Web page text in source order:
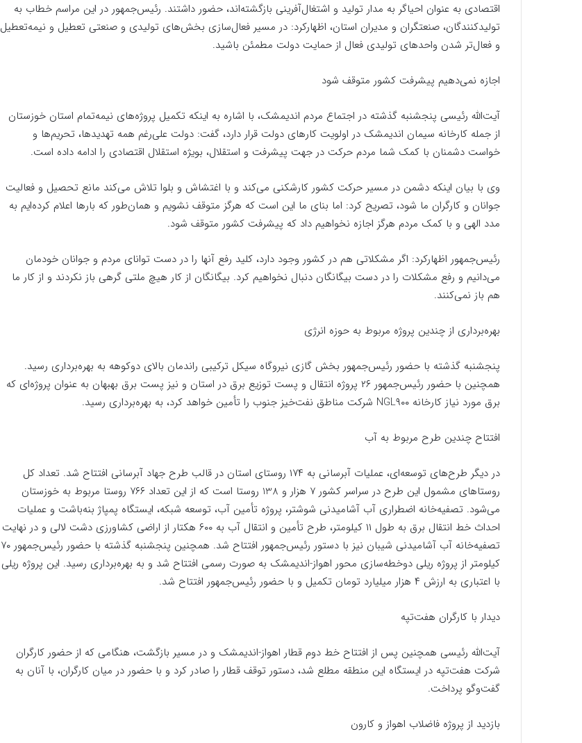
اقتصادی به عنوان احیاگر به مدار تولید و اشتغال‌آفرینی بازگشته‌اند، حضور داشتند. رئیس‌جمهور در این مراسم خطاب به
تولیدکنندگان، صنعتگران و مدیران استان، اظهارکرد: در مسیر فعال‌سازی بخش‌های تولیدی و صنعتی تعطیل و نیمه‌تعطیل
و فعال‌تر شدن واحدهای تولیدی فعال از حمایت دولت مطمئن باشید.
اجازه نمی‌دهیم پیشرفت کشور متوقف شود
آیت‌الله رئیسی پنجشنبه گذشته در اجتماع مردم اندیمشک، با اشاره به اینکه تکمیل پروژه‌های نیمه‌تمام استان خوزستان
از جمله کارخانه سیمان اندیمشک در اولویت کارهای دولت قرار دارد، گفت: دولت علی‌رغم همه تهدیدها، تحریم‌ها و
خواست دشمنان با کمک شما مردم حرکت در جهت پیشرفت و استقلال، بویژه استقلال اقتصادی را ادامه داده است.
وی با بیان اینکه دشمن در مسیر حرکت کشور کارشکنی می‌کند و با اغتشاش و بلوا تلاش می‌کند مانع تحصیل و فعالیت
جوانان و کارگران ما شود، تصریح کرد: اما بنای ما این است که هرگز متوقف نشویم و همان‌طور که بارها اعلام کرده‌ایم به
مدد الهی و با کمک مردم هرگز اجازه نخواهیم داد که پیشرفت کشور متوقف شود.
رئیس‌جمهور اظهارکرد: اگر مشکلاتی هم در کشور وجود دارد، کلید رفع آنها را در دست توانای مردم و جوانان خودمان
می‌دانیم و رفع مشکلات را در دست بیگانگان دنبال نخواهیم کرد. بیگانگان از کار هیچ ملتی گرهی باز نکردند و از کار ما
هم باز نمی‌کنند.
بهره‌برداری از چندین پروژه مربوط به حوزه انرژی
پنجشنبه گذشته با حضور رئیس‌جمهور بخش گازی نیروگاه سیکل ترکیبی راندمان بالای دوکوهه به بهره‌برداری رسید.
همچنین با حضور رئیس‌جمهور ۲۶ پروژه انتقال و پست توزیع برق در استان و نیز پست برق بهبهان به عنوان پروژه‌ای که
برق مورد نیاز کارخانه NGL۹۰۰ شرکت مناطق نفت‌خیز جنوب را تأمین خواهد کرد، به بهره‌برداری رسید.
افتتاح چندین طرح مربوط به آب
در دیگر طرح‌های توسعه‌ای، عملیات آبرسانی به ۱۷۴ روستای استان در قالب طرح جهاد آبرسانی افتتاح شد. تعداد کل
روستاهای مشمول این طرح در سراسر کشور 7 هزار و 138 روستا است که از این تعداد ۷۶۶ روستا مربوط به خوزستان
می‌شود. تصفیه‌خانه اضطراری آب آشامیدنی شوشتر، پروژه تأمین آب، توسعه شبکه، ایستگاه پمپاژ بنه‌باشت و عملیات
احداث خط انتقال برق به طول ۱۱ کیلومتر، طرح تأمین و انتقال آب به ۶۰۰ هکتار از اراضی کشاورزی دشت لالی و در نهایت
تصفیه‌خانه آب آشامیدنی شیبان نیز با دستور رئیس‌جمهور افتتاح شد. همچنین پنجشنبه گذشته با حضور رئیس‌جمهور ۷۰
کیلومتر از پروژه ریلی دوخطه‌سازی محور اهواز-اندیمشک به صورت رسمی افتتاح شد و به بهره‌برداری رسید. این پروژه ریلی
با اعتباری به ارزش ۴ هزار میلیارد تومان تکمیل و با حضور رئیس‌جمهور افتتاح شد.
دیدار با کارگران هفت‌تپه
آیت‌الله رئیسی همچنین پس از افتتاح خط دوم قطار اهواز-اندیمشک و در مسیر بازگشت، هنگامی که از حضور کارگران
شرکت هفت‌تپه در ایستگاه این منطقه مطلع شد، دستور توقف قطار را صادر کرد و با حضور در میان کارگران، با آنان به
گفت‌و‌گو پرداخت.
بازدید از پروژه فاضلاب اهواز و‌ کارون